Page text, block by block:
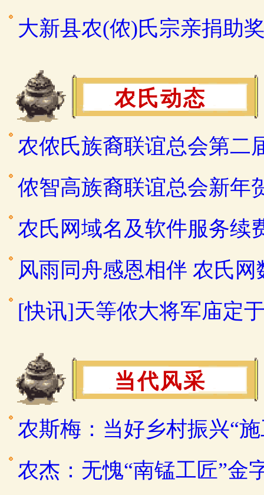
大新县农(侬)氏宗亲捐助
农氏动态
农侬氏族裔联谊总会第二
侬智高族裔联谊总会新年
农氏网域名及软件服务续
风雨同舟感恩相伴 农氏
[快讯]天等侬大将军庙定
当代风采
农斯梅：当好乡村振兴“
农杰：无愧“南锰工匠”金